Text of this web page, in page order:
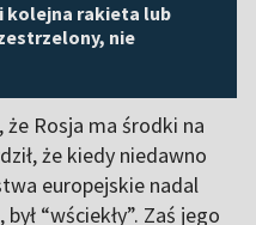
kolejna rakieta lub
nie
że Rosja ma środki na
że kiedy niedawno
europejskie nadal
“wściekły”. Zaś jego